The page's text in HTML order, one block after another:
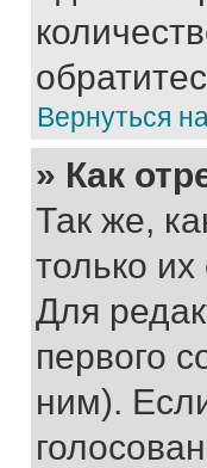
Вернуться
» Как
Так же,
только
Для
первого
ним).